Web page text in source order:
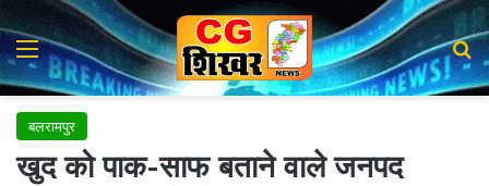
Menu
बलरामपुर
खुद को पाक-साफ बताने वाले जनपद